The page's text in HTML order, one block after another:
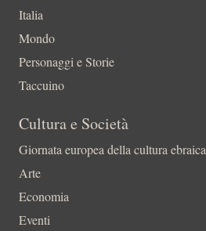
Italia
Mondo
Personaggi e Storie
Taccuino
Cultura e Società
Giornata europea della cultura ebraica
Arte
Economia
Eventi